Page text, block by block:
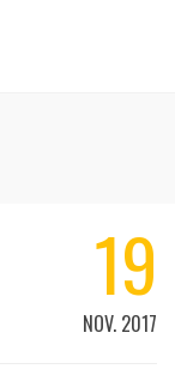
19
NOV. 2017